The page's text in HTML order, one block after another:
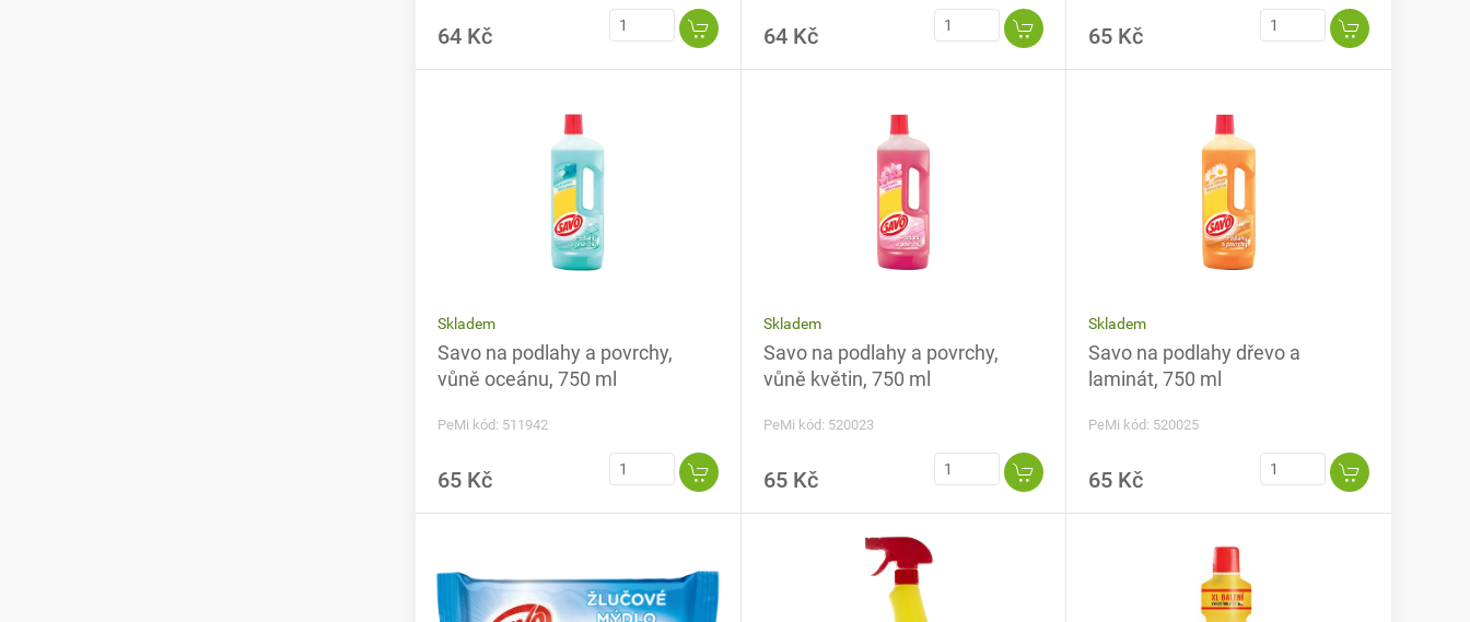
64 Kč 64 Kč 65 Kč
Skladem
Savo na podlahy a povrchy,
vůně oceánu, 750 ml
PeMi kód: 511942
65 Kč
Skladem
Savo na podlahy a povrchy,
vůně květin, 750 ml
PeMi kód: 520023
65 Kč
Skladem
Savo na podlahy dřevo a
laminát, 750 ml
PeMi kód: 520025
65 Kč